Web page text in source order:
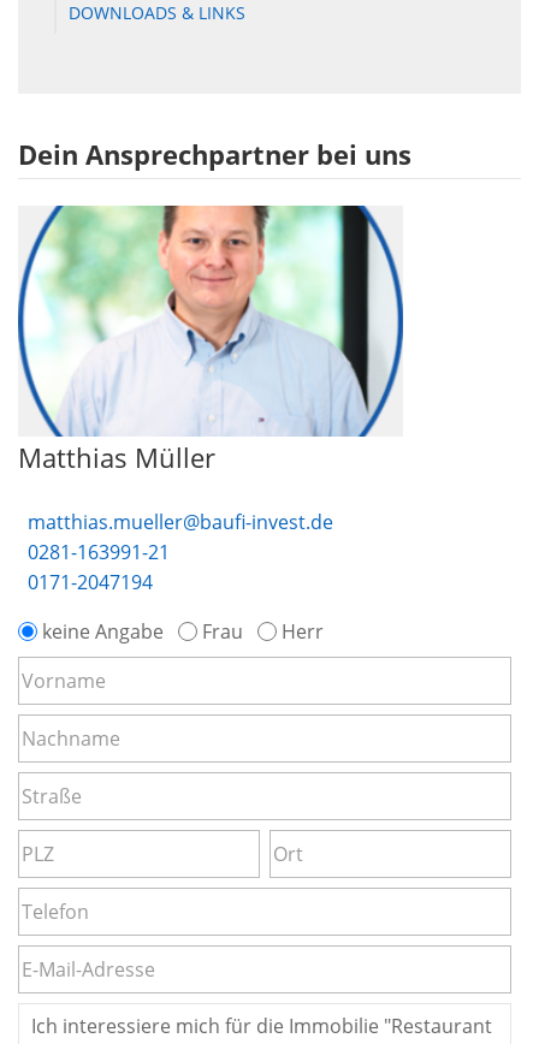
DOWNLOADS & LINKS
Dein Ansprechpartner bei uns
Matthias Müller
matthias.mueller@baufi-invest.de
0281-163991-21
0171-2047194
keine Angabe
Frau Herr